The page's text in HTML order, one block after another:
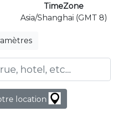
TimeZone
Asia/Shanghai (GMT 8)
location